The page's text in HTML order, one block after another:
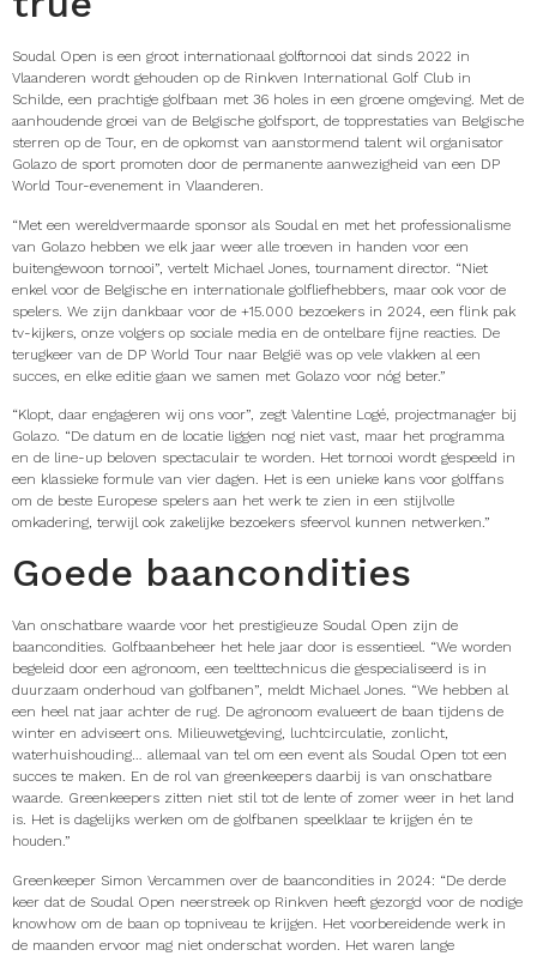
Soudal Open is een groot internationaal golftornooi dat sinds 2022 in
Vlaanderen wordt gehouden op de Rinkven International Golf Club in
Schilde, een prachtige golfbaan met 36 holes in een groene omgeving. Met de
aanhoudende groei van de Belgische golfsport, de topprestaties van Belgische
sterren op de Tour, en de opkomst van aanstormend talent wil organisator
Golazo de sport promoten door de permanente aanwezigheid van een DP
World Tour-evenement in Vlaanderen.
“Met een wereldvermaarde sponsor als Soudal en met het professionalisme
van Golazo hebben we elk jaar weer alle troeven in handen voor een
buitengewoon tornooi”, vertelt Michael Jones, tournament director. “Niet
enkel voor de Belgische en internationale golfliefhebbers, maar ook voor de
spelers. We zijn dankbaar voor de +15.000 bezoekers in 2024, een flink pak
tv-kijkers, onze volgers op sociale media en de ontelbare fijne reacties. De
terugkeer van de DP World Tour naar België was op vele vlakken al een
succes, en elke editie gaan we samen met Golazo voor nóg beter.”
“Klopt, daar engageren wij ons voor”, zegt ­Valentine Logé, projectmanager bij
Golazo. “De datum en de locatie liggen nog niet vast, maar het programma
en de line-up beloven spectaculair te worden. Het tornooi wordt gespeeld in
een klassieke formule van vier dagen. Het is een unieke kans voor golffans
om de beste Europese spelers aan het werk te zien in een stijlvolle
omkadering, terwijl ook zakelijke bezoekers sfeervol kunnen netwerken.”
Goede baancondities
Van onschatbare waarde voor het prestigieuze Soudal Open zijn de
baancondities. Golfbaanbeheer het hele jaar door is essentieel. “We worden
begeleid door een agronoom, een teelttechnicus die gespecialiseerd is in
duurzaam onderhoud van golfbanen”, meldt Michael Jones. “We hebben al
een heel nat jaar achter de rug. De agronoom evalueert de baan tijdens de
winter en adviseert ons. Milieuwetgeving, luchtcirculatie, zonlicht,
waterhuishouding… allemaal van tel om een event als Soudal Open tot een
succes te maken. En de rol van greenkeepers daarbij is van onschatbare
waarde. Greenkeepers zitten niet stil tot de lente of zomer weer in het land
is. Het is dagelijks werken om de golfbanen speelklaar te krijgen én te
houden.”
Greenkeeper Simon Vercammen over de baancondities in 2024: “De derde
keer dat de Soudal Open neerstreek op Rinkven heeft gezorgd voor de nodige
knowhow om de baan op topniveau te krijgen. Het voorbereidende werk in
de maanden ervoor mag niet onderschat worden. Het waren lange